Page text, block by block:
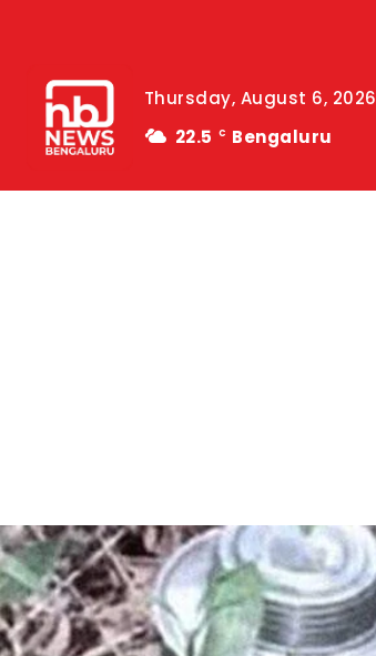
Thursday, August 6, 2026
22.5
C Bengaluru